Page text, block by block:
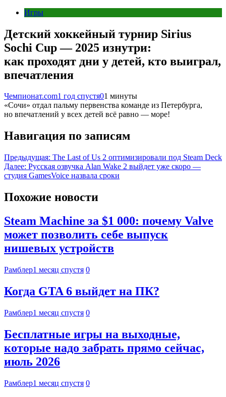
Игры
Детский хоккейный турнир Sirius
Sochi Cup — 2025 изнутри:
как проходят дни у детей, кто выиграл,
впечатления
Чемпионат.com1 год спустя01 минуты
«Сочи» отдал пальму первенства команде из Петербурга,
но впечатлений у всех детей всё равно — море!
Навигация по записям
Предыдущая: The Last of Us 2 оптимизировали под Steam Deck
Далее: Русская озвучка Alan Wake 2 выйдет уже скоро —
студия GamesVoice назвала сроки
Похожие новости
Steam Machine за $1 000: почему Valve
может позволить себе выпуск
нишевых устройств
Рамблер1 месяц спустя 0
Когда GTA 6 выйдет на ПК?
Рамблер1 месяц спустя 0
Бесплатные игры на выходные,
которые надо забрать прямо сейчас,
июль 2026
Рамблер1 месяц спустя 0